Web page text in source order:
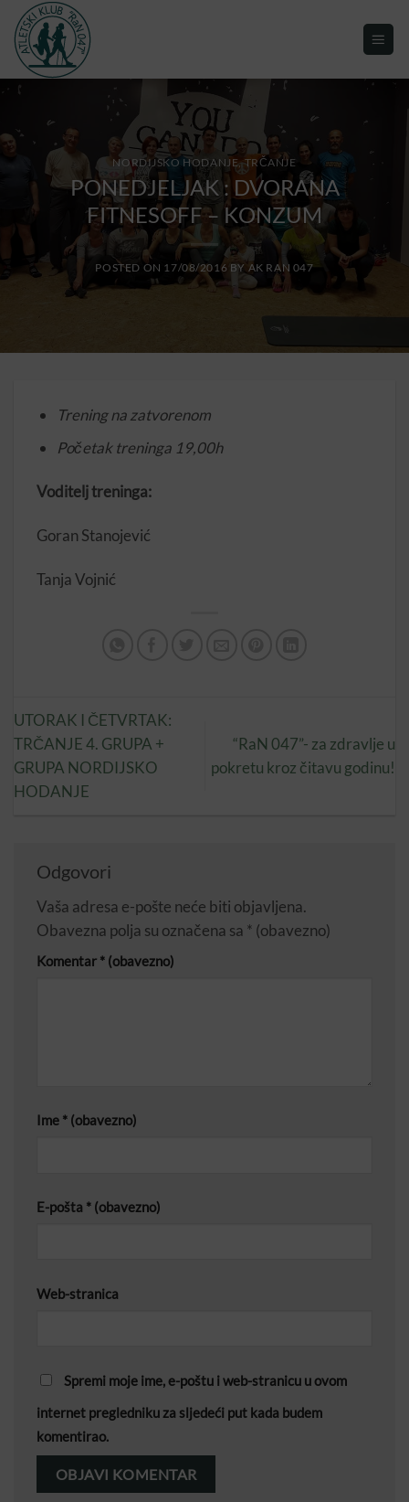
NORDIJSKO HODANJE,TRČANJE
PONEDJELJAK : DVORANA
FITNESOFF – KONZUM
POSTED ON 17/08/2016 BY AK RAN 047
Trening na zatvorenom
Početak treninga 19,00h
Voditelj treninga:
Goran Stanojević
Tanja Vojnić
UTORAK I ČETVRTAK:
TRČANJE 4. GRUPA +
GRUPA NORDIJSKO
HODANJE
“RaN 047”- za zdravlje u
pokretu kroz čitavu godinu!
Odgovori
Vaša adresa e-pošte neće biti objavljena.
Obavezna polja su označena sa * (obavezno)
Komentar * (obavezno)
Ime * (obavezno)
E-pošta * (obavezno)
Web-stranica
Spremi moje ime, e-poštu i web-stranicu u ovom
internet pregledniku za sljedeći put kada budem
komentirao.